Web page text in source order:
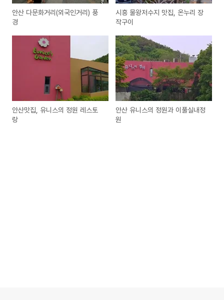
안산 다문화거리(외국인거리) 풍
경
시흥 물왕저수지 맛집, 온누리 장
작구이
안산맛집, 유니스의 정원 레스토
랑
안산 유니스의 정원과 이풀실내정
원